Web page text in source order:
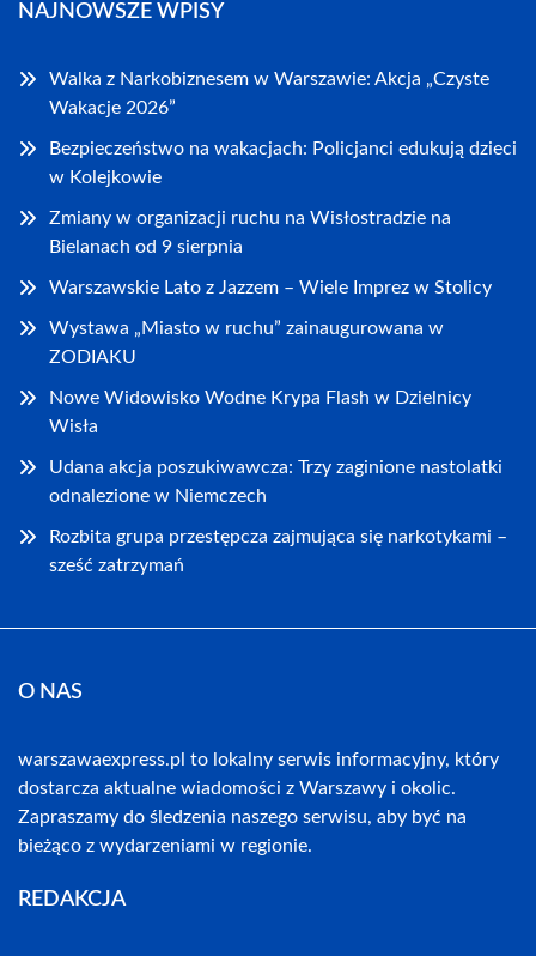
NAJNOWSZE WPISY
Walka z Narkobiznesem w Warszawie: Akcja „Czyste
Wakacje 2026”
Bezpieczeństwo na wakacjach: Policjanci edukują dzieci
w Kolejkowie
Zmiany w organizacji ruchu na Wisłostradzie na
Bielanach od 9 sierpnia
Warszawskie Lato z Jazzem – Wiele Imprez w Stolicy
Wystawa „Miasto w ruchu” zainaugurowana w
ZODIAKU
Nowe Widowisko Wodne Krypa Flash w Dzielnicy
Wisła
Udana akcja poszukiwawcza: Trzy zaginione nastolatki
odnalezione w Niemczech
Rozbita grupa przestępcza zajmująca się narkotykami –
sześć zatrzymań
O NAS
warszawaexpress.pl to lokalny serwis informacyjny, który
dostarcza aktualne wiadomości z Warszawy i okolic.
Zapraszamy do śledzenia naszego serwisu, aby być na
bieżąco z wydarzeniami w regionie.
REDAKCJA